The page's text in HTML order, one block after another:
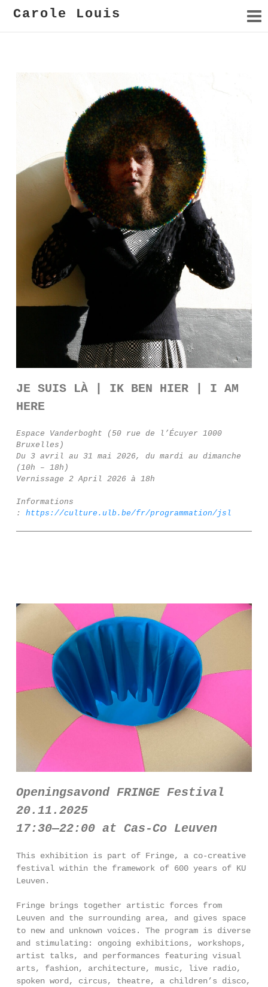
Carole Louis
JE SUIS LÀ | IK BEN HIER | I AM
HERE
Espace Vanderboght (50 rue de l’Écuyer 1000
Bruxelles)
Du 3 avril au 31 mai 2026, du mardi au dimanche
(10h – 18h)
Vernissage 2 April 2026 à 18h
Informations
: https://culture.ulb.be/fr/programmation/jsl
Openingsavond FRINGE Festival
20.11.2025
17:30—22:00 at Cas-Co Leuven
This exhi­bi­ti­on is part of Fringe, a co-cre­a­ti­ve
fes­ti­val within the fra­me­work of 600 years of KU
Leuven.
Fringe brings together artis­tic for­ces from
Leuven and the sur­roun­ding area, and gives spa­ce
to new and unknown voi­ces. The pro­gram is diver­se
and sti­mu­la­ting: ongo­ing exhi­bi­ti­ons, work­shops,
artist talks, and per­for­man­ces fea­tu­ring visu­al
arts, fas­hi­on, archi­tec­tu­re, music, live radio,
spo­ken word, cir­cus, the­a­tre, a child­ren’s dis­co,